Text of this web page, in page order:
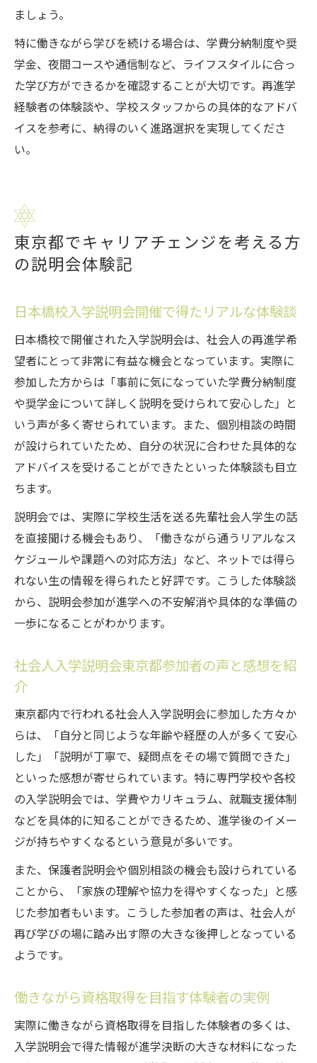
ましょう。
特に働きながら学びを続ける場合は、学費分納制度や奨
学金、夜間コースや通信制など、ライフスタイルに合っ
た学び方ができるかを確認することが大切です。再進学
経験者の体験談や、学校スタッフからの具体的なアドバ
イスを参考に、納得のいく進路選択を実現してくださ
い。
東京都でキャリアチェンジを考える方
の説明会体験記
日本橋校入学説明会開催で得たリアルな体験談
日本橋校で開催された入学説明会は、社会人の再進学希
望者にとって非常に有益な機会となっています。実際に
参加した方からは「事前に気になっていた学費分納制度
や奨学金について詳しく説明を受けられて安心した」と
いう声が多く寄せられています。また、個別相談の時間
が設けられていたため、自分の状況に合わせた具体的な
アドバイスを受けることができたといった体験談も目立
ちます。
説明会では、実際に学校生活を送る先輩社会人学生の話
を直接聞ける機会もあり、「働きながら通うリアルなス
ケジュールや課題への対応方法」など、ネットでは得ら
れない生の情報を得られたと好評です。こうした体験談
から、説明会参加が進学への不安解消や具体的な準備の
一歩になることがわかります。
社会人入学説明会東京都参加者の声と感想を紹
介
東京都内で行われる社会人入学説明会に参加した方々か
らは、「自分と同じような年齢や経歴の人が多くて安心
した」「説明が丁寧で、疑問点をその場で質問できた」
といった感想が寄せられています。特に専門学校や各校
の入学説明会では、学費やカリキュラム、就職支援体制
などを具体的に知ることができるため、進学後のイメー
ジが持ちやすくなるという意見が多いです。
また、保護者説明会や個別相談の機会も設けられている
ことから、「家族の理解や協力を得やすくなった」と感
じた参加者もいます。こうした参加者の声は、社会人が
再び学びの場に踏み出す際の大きな後押しとなっている
ようです。
働きながら資格取得を目指す体験者の実例
実際に働きながら資格取得を目指した体験者の多くは、
入学説明会で得た情報が進学決断の大きな材料になった